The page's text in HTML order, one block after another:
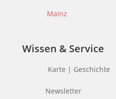
Mainz
Wissen & Service
Karte | Geschichte
Newsletter